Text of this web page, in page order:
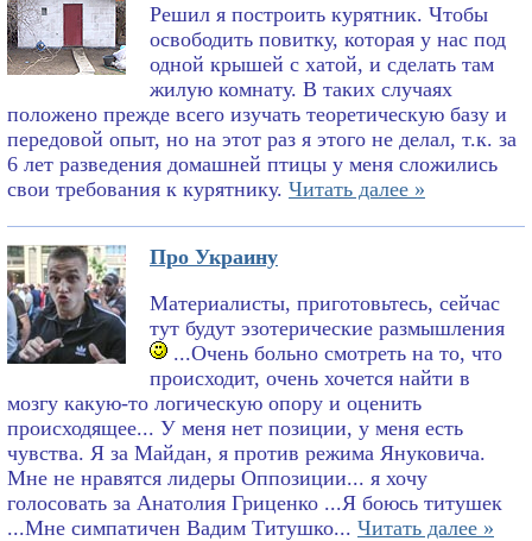
Решил я построить курятник. Чтобы
освободить повитку, которая у нас под
одной крышей с хатой, и сделать там
жилую комнату. В таких случаях
положено прежде всего изучать теоретическую базу и
передовой опыт, но на этот раз я этого не делал, т.к. за
6 лет разведения домашней птицы у меня сложились
свои требования к курятнику. Читать далее »
Про Украину
Материалисты, приготовьтесь, сейчас
тут будут эзотерические размышления
...Очень больно смотреть на то, что
происходит, очень хочется найти в
мозгу какую-то логическую опору и оценить
происходящее... У меня нет позиции, у меня есть
чувства. Я за Майдан, я против режима Януковича.
Мне не нравятся лидеры Оппозиции... я хочу
голосовать за Анатолия Гриценко ...Я боюсь титушек
...Мне симпатичен Вадим Титушко... Читать далее »